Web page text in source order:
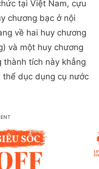
tại Việt Nam, cựu
chương bạc ở nội
về hai huy chương
và một huy chương
tích này khẳng
dục dụng cụ nước